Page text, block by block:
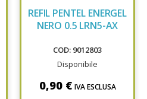
REFIL PENTEL ENERGEL
NERO 0.5 LRN5-AX
COD: 9012803
Disponibile
0,90 € IVA ESCLUSA